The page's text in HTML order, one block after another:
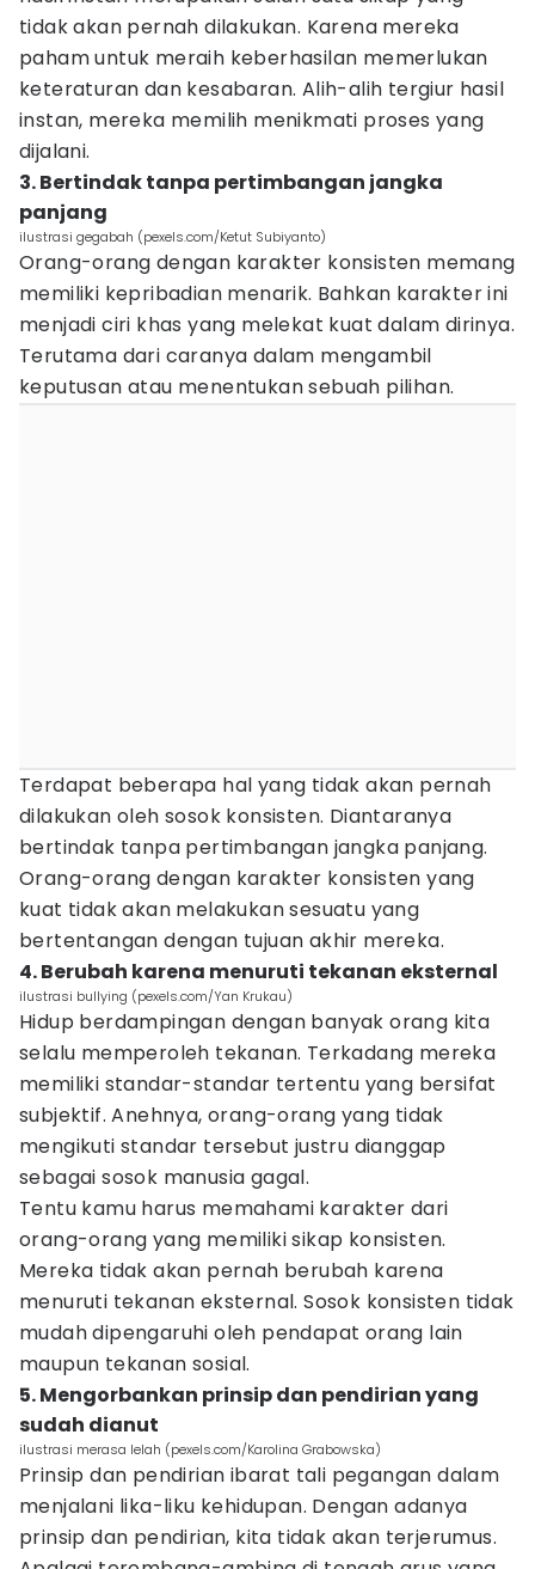
tidak akan pernah dilakukan. Karena mereka
paham untuk meraih keberhasilan memerlukan
keteraturan dan kesabaran. Alih-alih tergiur hasil
instan, mereka memilih menikmati proses yang
dijalani.
3. Bertindak tanpa pertimbangan jangka
panjang
ilustrasi gegabah (pexels.com/Ketut Subiyanto)
Orang-orang dengan karakter konsisten memang
memiliki kepribadian menarik. Bahkan karakter ini
menjadi ciri khas yang melekat kuat dalam dirinya.
Terutama dari caranya dalam mengambil
keputusan atau menentukan sebuah pilihan.
Terdapat beberapa hal yang tidak akan pernah
dilakukan oleh sosok konsisten. Diantaranya
bertindak tanpa pertimbangan jangka panjang.
Orang-orang dengan karakter konsisten yang
kuat tidak akan melakukan sesuatu yang
bertentangan dengan tujuan akhir mereka.
4. Berubah karena menuruti tekanan eksternal
ilustrasi bullying (pexels.com/Yan Krukau)
Hidup berdampingan dengan banyak orang kita
selalu memperoleh tekanan. Terkadang mereka
memiliki standar-standar tertentu yang bersifat
subjektif. Anehnya, orang-orang yang tidak
mengikuti standar tersebut justru dianggap
sebagai sosok manusia gagal.
Tentu kamu harus memahami karakter dari
orang-orang yang memiliki sikap konsisten.
Mereka tidak akan pernah berubah karena
menuruti tekanan eksternal. Sosok konsisten tidak
mudah dipengaruhi oleh pendapat orang lain
maupun tekanan sosial.
5. Mengorbankan prinsip dan pendirian yang
sudah dianut
ilustrasi merasa lelah (pexels.com/Karolina Grabowska)
Prinsip dan pendirian ibarat tali pegangan dalam
menjalani lika-liku kehidupan. Dengan adanya
prinsip dan pendirian, kita tidak akan terjerumus.